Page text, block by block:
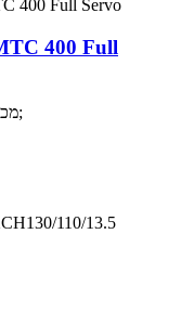
1. Connect מכונת להרכיב ואקום;